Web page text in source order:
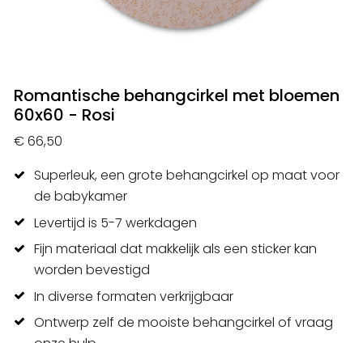
Romantische behangcirkel met bloemen
60x60 - Rosi
€ 66,50
Superleuk, een grote behangcirkel op maat voor
de babykamer
Levertijd is 5-7 werkdagen
Fijn materiaal dat makkelijk als een sticker kan
worden bevestigd
In diverse formaten verkrijgbaar
Ontwerp zelf de mooiste behangcirkel of vraag